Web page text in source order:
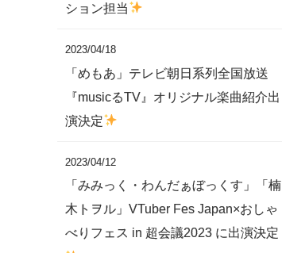
ション担当
2023/04/18
「めもあ」テレビ朝日系列全国放送
『musicるTV』オリジナル楽曲紹介出
演決定
2023/04/12
「みみっく・わんだぁぼっくす」「楠
木トヲル」VTuber Fes Japan×おしゃ
べりフェス in 超会議2023 に出演決定